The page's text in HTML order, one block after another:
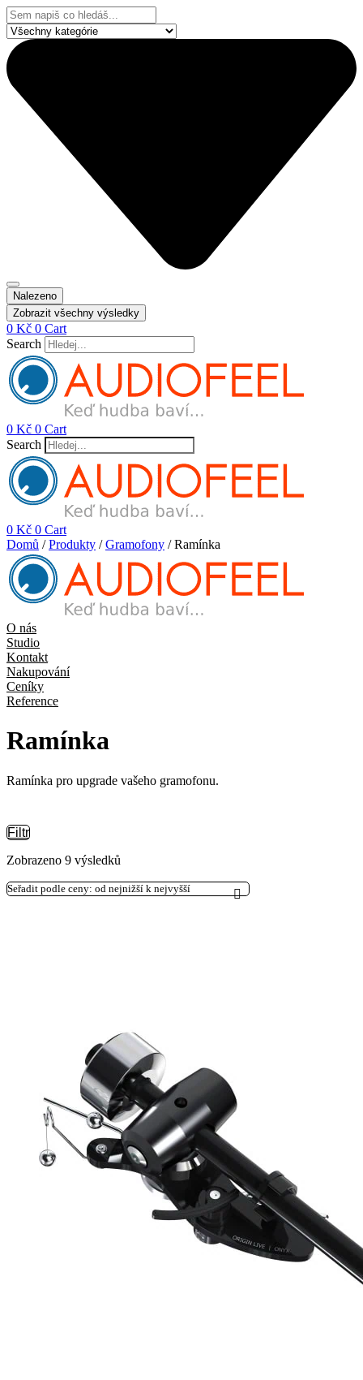
Přejít
k
obsahu
Search
...
Nalezeno
Zobrazit všechny výsledky
0 Kč 0 Cart
Search
0 Kč 0 Cart
Search
0 Kč 0 Cart
Domů /Produkty /Gramofony / Ramínka
O nás
Studio
Kontakt
Nakupování
Ceníky
Reference
Ramínka
Ramínka pro upgrade vašeho gramofonu.
Filtr
Zobrazeno 9 výsledků
ceny: